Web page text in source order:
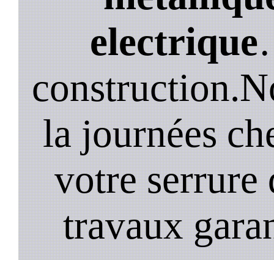
electrique
la journées
votre serrure
travaux